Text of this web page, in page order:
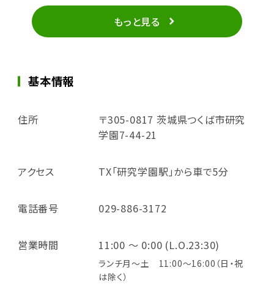
もっと見る
基本情報
住所
〒305-0817 茨城県つくば市研究
学園7-44-21
アクセス TX「研究学園駅」から車で5分
電話番号 029-886-3172
営業時間 11:00 ～ 0:00 (L.O.23:30)
ランチ月～土 11:00～16:00（日・祝
は除く）